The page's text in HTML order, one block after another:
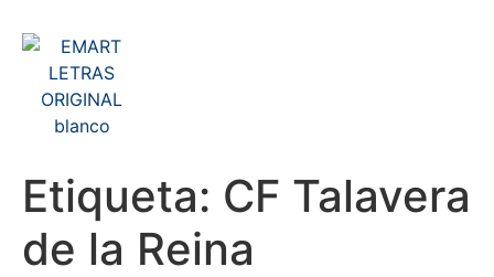
Etiqueta: CF Talavera
de la Reina